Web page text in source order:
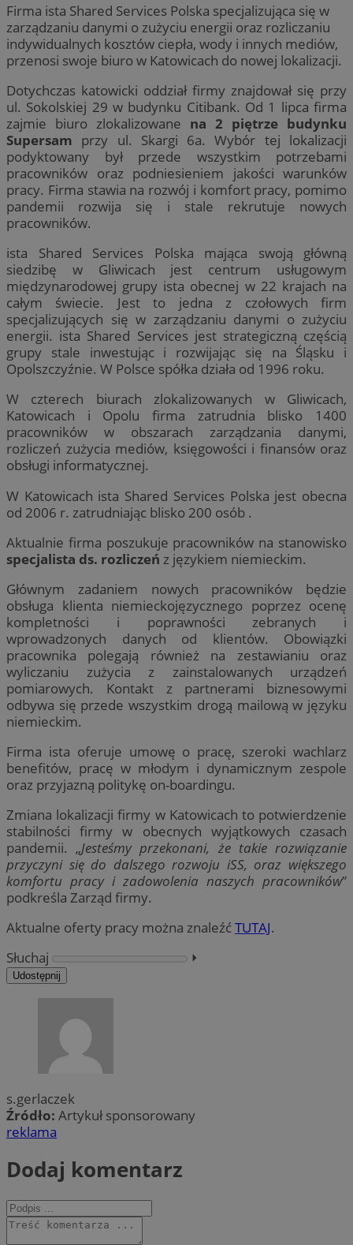
Firma ista Shared Services Polska specjalizująca się w
zarządzaniu danymi o zużyciu energii oraz rozliczaniu
indywidualnych kosztów ciepła, wody i innych mediów,
przenosi swoje biuro w Katowicach do nowej lokalizacji.
Dotychczas katowicki oddział firmy znajdował się przy
ul. Sokolskiej 29 w budynku Citibank. Od 1 lipca firma
zajmie biuro zlokalizowane na 2 piętrze budynku
Supersam przy ul. Skargi 6a. Wybór tej lokalizacji
podyktowany był przede wszystkim potrzebami
pracowników oraz podniesieniem jakości warunków
pracy. Firma stawia na rozwój i komfort pracy, pomimo
pandemii rozwija się i stale rekrutuje nowych
pracowników.
ista Shared Services Polska mająca swoją główną
siedzibę w Gliwicach jest centrum usługowym
międzynarodowej grupy ista obecnej w 22 krajach na
całym świecie. Jest to jedna z czołowych firm
specjalizujących się w zarządzaniu danymi o zużyciu
energii. ista Shared Services jest strategiczną częścią
grupy stale inwestując i rozwijając się na Śląsku i
Opolszczyźnie. W Polsce spółka działa od 1996 roku.
W czterech biurach zlokalizowanych w Gliwicach,
Katowicach i Opolu firma zatrudnia blisko 1400
pracowników w obszarach zarządzania danymi,
rozliczeń zużycia mediów, księgowości i finansów oraz
obsługi informatycznej.
W Katowicach ista Shared Services Polska jest obecna
od 2006 r. zatrudniając blisko 200 osób .
Aktualnie firma poszukuje pracowników na stanowisko
specjalista ds. rozliczeń z językiem niemieckim.
Głównym zadaniem nowych pracowników będzie
obsługa klienta niemieckojęzycznego poprzez ocenę
kompletności i poprawności zebranych i
wprowadzonych danych od klientów. Obowiązki
pracownika polegają również na zestawianiu oraz
wyliczaniu zużycia z zainstalowanych urządzeń
pomiarowych. Kontakt z partnerami biznesowymi
odbywa się przede wszystkim drogą mailową w języku
niemieckim.
Firma ista oferuje umowę o pracę, szeroki wachlarz
benefitów, pracę w młodym i dynamicznym zespole
oraz przyjazną politykę on-boardingu.
Zmiana lokalizacji firmy w Katowicach to potwierdzenie
stabilności firmy w obecnych wyjątkowych czasach
pandemii. „Jesteśmy przekonani, że takie rozwiązanie
przyczyni się do dalszego rozwoju iSS, oraz większego
komfortu pracy i zadowolenia naszych pracowników”
podkreśla Zarząd firmy.
Aktualne oferty pracy można znaleźćTUTAJ.
Słuchaj
⏵︎
Udostępnij
s.gerlaczek
Źródło: Artykuł sponsorowany
reklama
Dodaj komentarz